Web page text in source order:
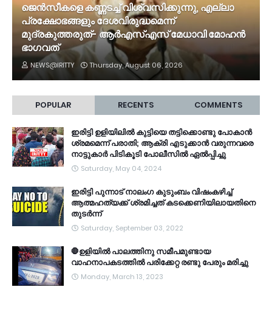
ജെൻസീകളെ കണ്ണടച്ച് വിശ്വസിക്കുന്നു, എല്ലാ
പ്രക്ഷോഭങ്ങളും ദേശവിരുദ്ധമെന്ന്
മുദ്രകുത്തരുത്- ആർഎസ്എസ് മേധാവി മോഹൻ
ഭാ​ഗവത്
NEWS@IRITTY Thursday, August 06, 2026
POPULAR RECENTS COMMENTS
ഇരിട്ടി ഉളിയിലിൽ കുട്ടിയെ തട്ടിക്കൊണ്ടു പോകാൻ
ശ്രമമെന്ന് പരാതി; ആക്രി എടുക്കാൻ വരുന്നവരെ
നാട്ടുകാർ പിടികൂടി പോലീസിൽ ഏൽപ്പിച്ചു
Saturday, May 04, 2024
ഇരിട്ടി പുന്നാട് നാലംഗ കുടുംബം വിഷംകഴിച്ച്‌
ആത്മഹത്യക്ക് ശ്രമിച്ചത് കടക്കെണിയിലായതിനെ
തുടർന്ന്
Saturday, September 03, 2022
🛑ഉളിയിൽ പാലത്തിനു സമീപമുണ്ടായ
വാഹനാപകടത്തിൽ പരിക്കേറ്റ രണ്ടു പേരും മരിച്ചു
Monday, March 13, 2023